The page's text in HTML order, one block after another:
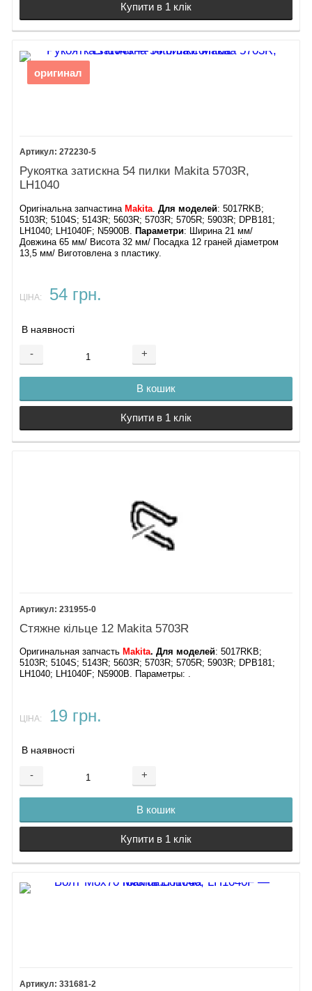
Купити в 1 клік
оригинал
272230-5
Рукоятка затискна 54 пилки Makita 5703R,
LH1040
Оригінальна запчастина Makita .Для моделей: 5017RKB;
5103R; 5104S; 5143R; 5603R; 5703R; 5705R; 5903R; DPB181;
LH1040; LH1040F; N5900B.
Параметри: Ширина 21 мм/
Довжина 65 мм/ Висота 32 мм/ Посадка 12 граней діаметром
13,5 мм/ Виготовлена з пластику.
ЦІНА: 54 грн.
В наявності
- +
В кошик
Купити в 1 клік
231955-0
Стяжне кільце 12 Makita 5703R
Оригинальная запчасть Makita. Для моделей: 5017RKB;
5103R; 5104S; 5143R; 5603R; 5703R; 5705R; 5903R; DPB181;
LH1040; LH1040F; N5900B. Параметры: .
ЦІНА: 19 грн.
В наявності
- +
В кошик
Купити в 1 клік
331681-2